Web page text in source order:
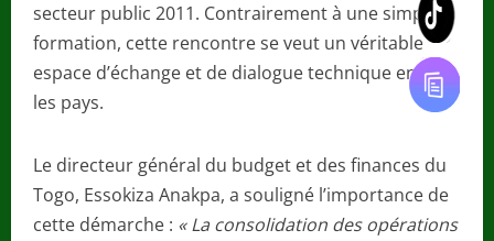
secteur public 2011. Contrairement à une simple
formation, cette rencontre se veut un véritable
espace d’échange et de dialogue technique entre
les pays.
Le directeur général du budget et des finances du
Togo, Essokiza Anakpa, a souligné l’importance de
cette démarche : « La consolidation des opérations